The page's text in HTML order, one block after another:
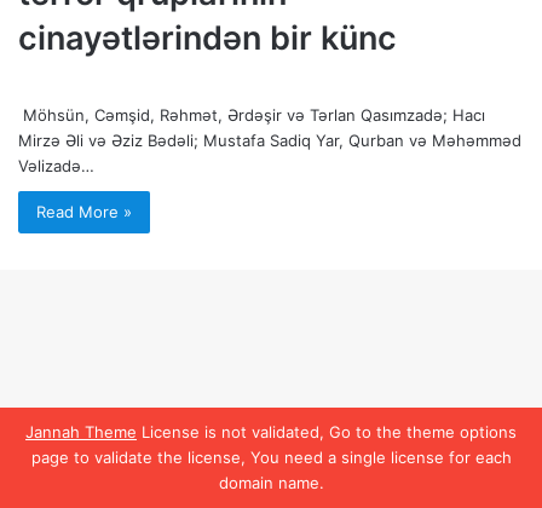
Jannah Theme License is not validated, Go to the theme options
page to validate the license, You need a single license for each
domain name.
cinayətlərindən bir künc
Möhsün, Cəmşid, Rəhmət, Ərdəşir və Tərlan Qasımzadə; Hacı
Mirzə Əli və Əziz Bədəli; Mustafa Sadiq Yar, Qurban və Məhəmməd
Vəlizadə…
Read More »